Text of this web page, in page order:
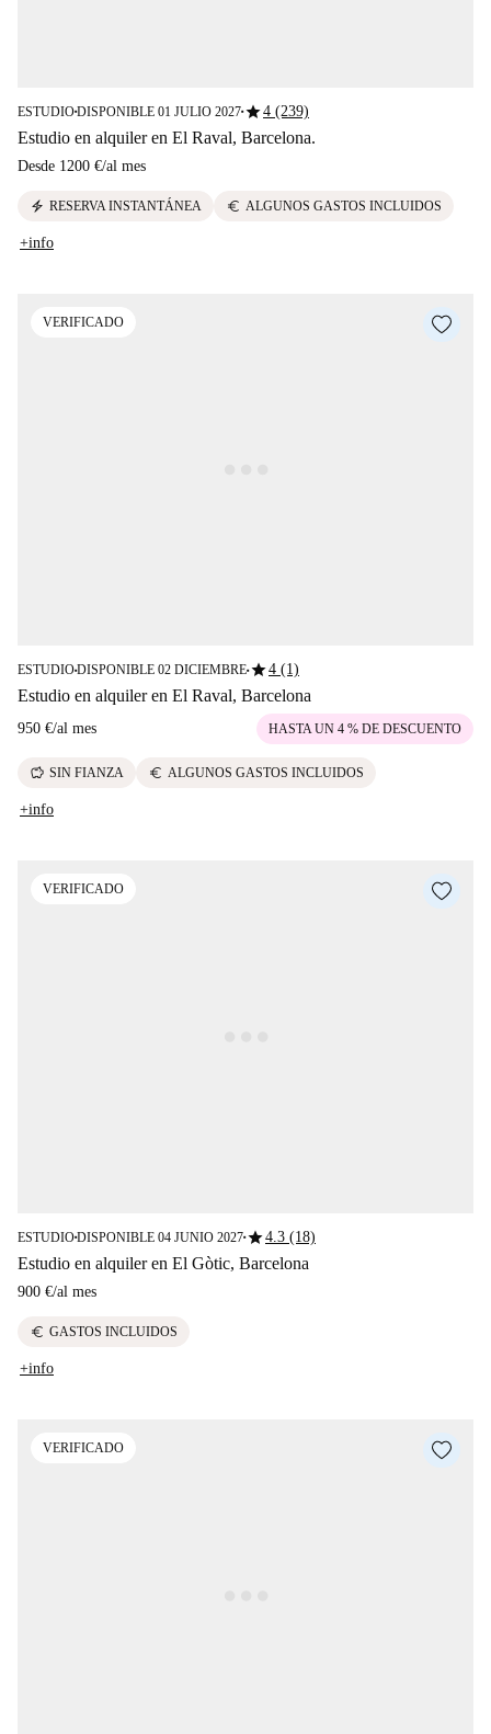
ESTUDIO■DISPONIBLE 01 JULIO 2027■star4 (239)
Estudio en alquiler en El Raval, Barcelona.
Desde 1200 €/al mes
electric_bolt RESERVA INSTANTÁNEA euro ALGUNOS GASTOS INCLUIDOS
+info
VERIFICADO
ESTUDIO■DISPONIBLE 02 DICIEMBRE■star4 (1)
Estudio en alquiler en El Raval, Barcelona
950 €/al mes HASTA UN 4 % DE DESCUENTO
savings SIN FIANZA euro ALGUNOS GASTOS INCLUIDOS
+info
VERIFICADO
ESTUDIO■DISPONIBLE 04 JUNIO 2027■star4.3 (18)
Estudio en alquiler en El Gòtic, Barcelona
900 €/al mes
euro GASTOS INCLUIDOS
+info
VERIFICADO